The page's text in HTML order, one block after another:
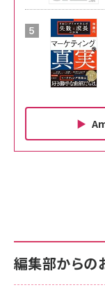
￥
ス
編集部からの